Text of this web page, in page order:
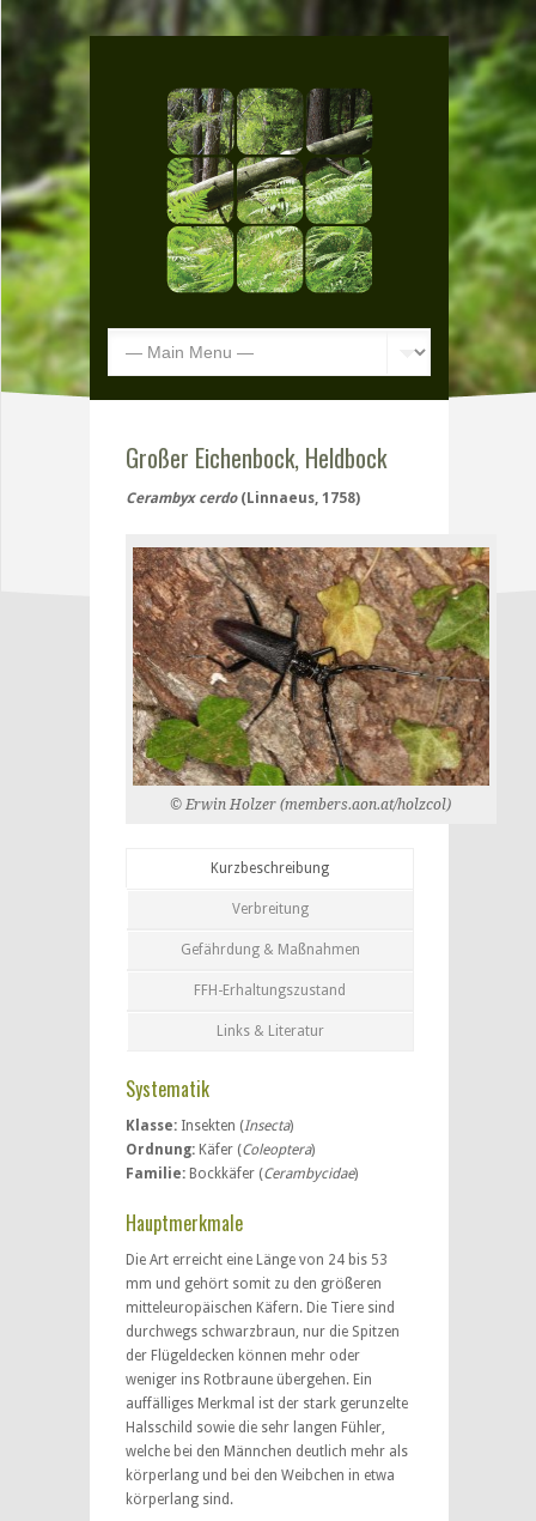
Großer Eichenbock, Heldbock
Cerambyx cerdo(Linnaeus, 1758)
© Erwin Holzer (members.aon.at/holzcol)
Kurzbeschreibung
Verbreitung
Gefährdung & Maßnahmen
FFH-Erhaltungszustand
Links & Literatur
Systematik
Klasse:Insekten (Insecta)
Ordnung:Käfer (Coleoptera)
Familie:Bockkäfer (Cerambycidae)
Hauptmerkmale
Die Art erreicht eine Länge von 24 bis 53
mm und gehört somit zu den größeren
mitteleuropäischen Käfern. Die Tiere sind
durchwegs schwarzbraun, nur die Spitzen
der Flügeldecken können mehr oder
weniger ins Rotbraune übergehen. Ein
auffälliges Merkmal ist der stark gerunzelte
Halsschild sowie die sehr langen Fühler,
welche bei den Männchen deutlich mehr als
körperlang und bei den Weibchen in etwa
körperlang sind.